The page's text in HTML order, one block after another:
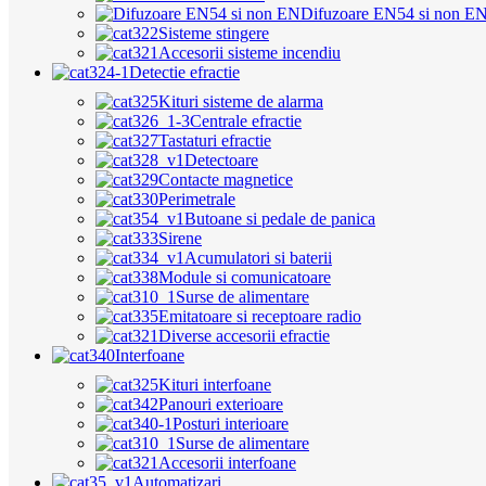
Difuzoare EN54 si non
Sisteme stingere
Accesorii sisteme incendiu
Detectie efractie
Kituri sisteme de alarma
Centrale efractie
Tastaturi efractie
Detectoare
Contacte magnetice
Perimetrale
Butoane si pedale de panica
Sirene
Acumulatori si baterii
Module si comunicatoare
Surse de alimentare
Emitatoare si receptoare radio
Diverse accesorii efractie
Interfoane
Kituri interfoane
Panouri exterioare
Posturi interioare
Surse de alimentare
Accesorii interfoane
Automatizari